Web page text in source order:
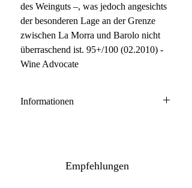
des Weinguts –, was jedoch angesichts
der besonderen Lage an der Grenze
zwischen La Morra und Barolo nicht
überraschend ist. 95+/100 (02.2010) -
Wine Advocate
Informationen
Ausbau: 30 Monate Barrique/Holzfass
Empfehlungen